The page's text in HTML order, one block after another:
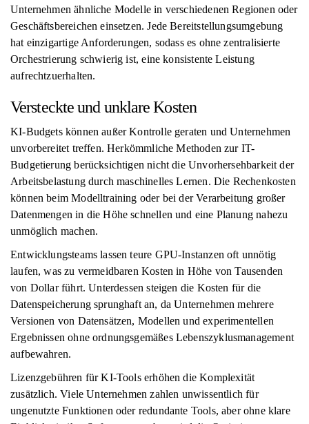
Unternehmen ähnliche Modelle in verschiedenen Regionen oder
Geschäftsbereichen einsetzen. Jede Bereitstellungsumgebung
hat einzigartige Anforderungen, sodass es ohne zentralisierte
Orchestrierung schwierig ist, eine konsistente Leistung
aufrechtzuerhalten.
Versteckte und unklare Kosten
KI-Budgets können außer Kontrolle geraten und Unternehmen
unvorbereitet treffen. Herkömmliche Methoden zur IT-
Budgetierung berücksichtigen nicht die Unvorhersehbarkeit der
Arbeitsbelastung durch maschinelles Lernen. Die Rechenkosten
können beim Modelltraining oder bei der Verarbeitung großer
Datenmengen in die Höhe schnellen und eine Planung nahezu
unmöglich machen.
Entwicklungsteams lassen teure GPU-Instanzen oft unnötig
laufen, was zu vermeidbaren Kosten in Höhe von Tausenden
von Dollar führt. Unterdessen steigen die Kosten für die
Datenspeicherung sprunghaft an, da Unternehmen mehrere
Versionen von Datensätzen, Modellen und experimentellen
Ergebnissen ohne ordnungsgemäßes Lebenszyklusmanagement
aufbewahren.
Lizenzgebühren für KI-Tools erhöhen die Komplexität
zusätzlich. Viele Unternehmen zahlen unwissentlich für
ungenutzte Funktionen oder redundante Tools, aber ohne klare